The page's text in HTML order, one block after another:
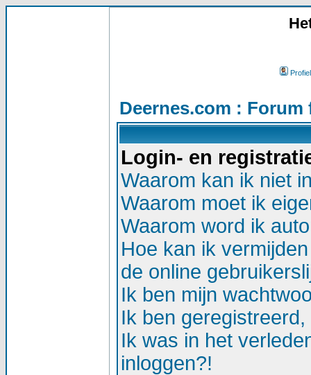
Profiel
Deernes.com :
Login- en
Waarom kan ik niet
Waarom moet ik
Waarom word ik
Hoe kan ik
de online
Ik ben mijn
Ik ben
Ik was in het
inloggen?!